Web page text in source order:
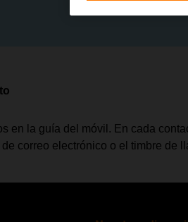
en la guía del móvil. En cada
correo electrónico o el timbre de